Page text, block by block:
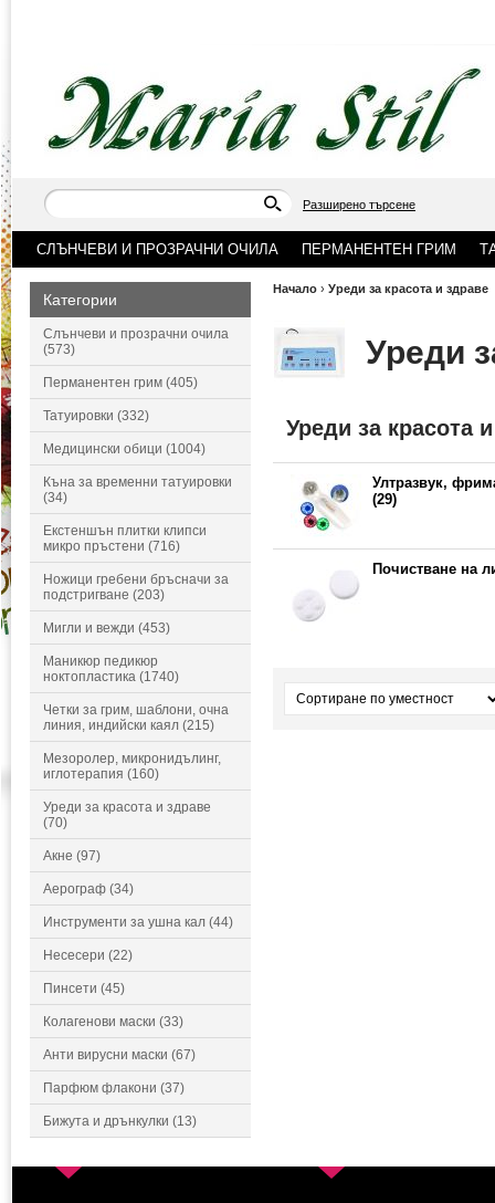
Разширено търсене
СЛЪНЧЕВИ И ПРОЗРАЧНИ ОЧИЛА ПЕРМАНЕНТЕН ГРИМ
Категории
Слънчеви и прозрачни очила
(573)
Перманентен грим (405)
Татуировки (332)
Медицински обици (1004)
Къна за временни татуировки
(34)
Екстеншън плитки клипси
микро пръстени (716)
Ножици гребени бръсначи за
подстригване (203)
Мигли и вежди (453)
Маникюр педикюр
ноктопластика (1740)
Четки за грим, шаблони, очна
линия, индийски каял (215)
Мезоролер, микронидълинг,
иглотерапия (160)
Уреди за красота и здраве
(70)
Акне (97)
Аерограф (34)
Инструменти за ушна кал (44)
Несесери (22)
Пинсети (45)
Колагенови маски (33)
Анти вирусни маски (67)
Парфюм флакони (37)
Бижута и дрънкулки (13)
Начало › Уреди за красота и здраве
Уреди
Уреди за красота
Ултразвук,
(29)
Почистване на